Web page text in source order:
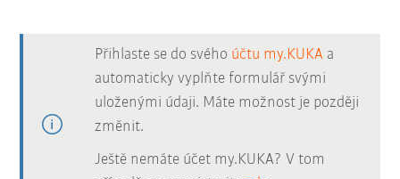
Přihlaste se do svého účtu my.KUKA a
automaticky vyplňte formulář svými
uloženými údaji. Máte možnost je později
změnit.
Ještě nemáte účet my.KUKA? V tom